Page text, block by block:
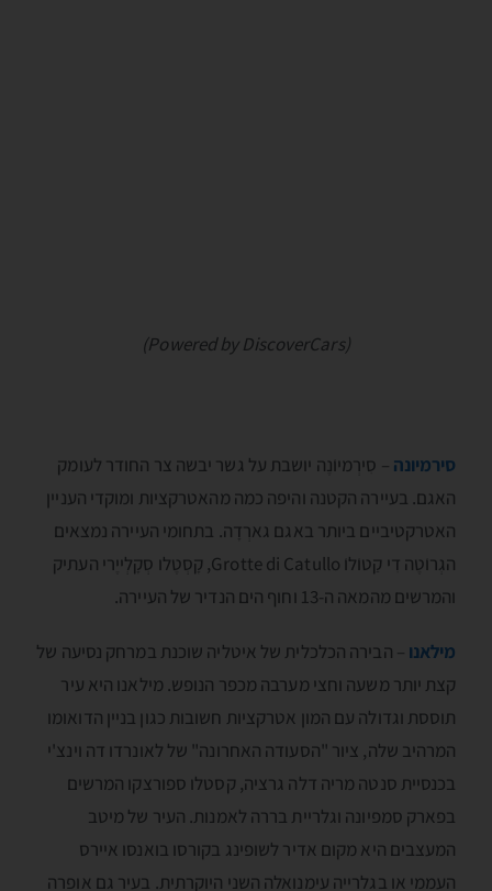
(Powered by DiscoverCars)
סירמיונה – סִירְמיוֺנֶה יושבת על גשר יבשה צר החודר לעומק
האגם. בעיירה הקטנה והיפה כמה מהאטרקציות ומוקדי העניין
האטרקטיביים ביותר באגם גארְדָה. בתחומי העיירה נמצאים
הגְרוֺטֶה דִי קַטוֺלוֺ Grotte di Catullo, קָסְטֶלו סְקָלְייֶרי העתיק
והמרשים מהמאה ה-13 וחוף הים הנדיר של העיירה.
מילאנו – הבירה הכלכלית של איטליה שוכנת במרחק נסיעה של
קצת יותר משעה וחצי מערבה מכפר הנופש. מילאנו היא עיר
תוססת וגדולה עם המון אטרקציות חשובות כגון בניין הדואומו
המרהיב שלה, ציור "הסעודה האחרונה" של לאונרדו דה וינצ'י
בכנסיית סנטה מריה דלה גרציה, קסטלו ספורצקו המרשים
בפארק סמפיונה וגלריית בררה לאמנות. העיר של מיטב
המעצבים היא מקום אדיר לשופינג בקורסו בואנסו איירס
העממי או בגלרייה עימנואלה השני היוקרתית. בעיר גם אופרה